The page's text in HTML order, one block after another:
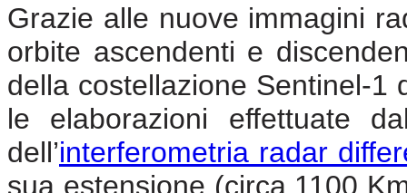
Grazie alle nuove immagini
orbite ascendenti e
della costellazione Sentinel-1
le elaborazioni effettuate
dell’interferometria radar
sua estensione (circa 1100